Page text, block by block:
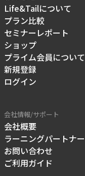
Life&Tailについて
プラン比較
セミナーレポート
ショップ
プライム会員について
新規登録
ログイン
会社情報/サポート
会社概要
ラーニングパートナー
お問い合わせ
ご利用ガイド